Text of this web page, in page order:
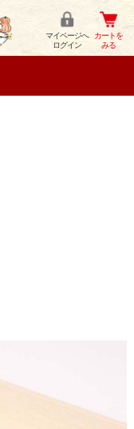
マイページへ
ログイン
カートを
みる